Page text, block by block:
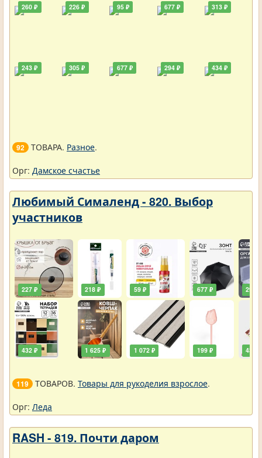
260 ₽
243 ₽
226 ₽
305 ₽
95 ₽
677 ₽
677 ₽
294 ₽
313 ₽
434 ₽
92 ТОВАРА. Разное.
Орг: Дамское счастье
Любимый Сималенд - 820. Выбор
участников
227 ₽
432 ₽
218 ₽
1 625 ₽
59 ₽
1 072 ₽
677 ₽
199 ₽
290 ₽
432 ₽
119 ТОВАРОВ. Товары для рукоделия взрослое.
Орг: Леда
RASH - 819. Почти даром